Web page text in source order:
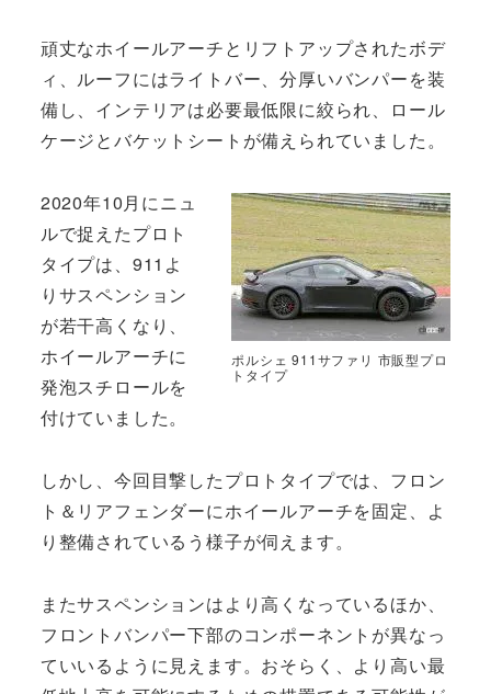
頑丈なホイールアーチとリフトアップされたボデ
ィ、ルーフにはライトバー、分厚いバンパーを装
備し、インテリアは必要最低限に絞られ、ロール
ケージとバケットシートが備えられていました。
ポルシェ 911サファリ 市販型プロ
トタイプ
2020年10月にニュ
ルで捉えたプロト
タイプは、911よ
りサスペンション
が若干高くなり、
ホイールアーチに
発泡スチロールを
付けていました。
しかし、今回目撃したプロトタイプでは、フロン
ト＆リアフェンダーにホイールアーチを固定、よ
り整備されているう様子が伺えます。
またサスペンションはより高くなっているほか、
フロントバンパー下部のコンポーネントが異なっ
ていいるように見えます。おそらく、より高い最